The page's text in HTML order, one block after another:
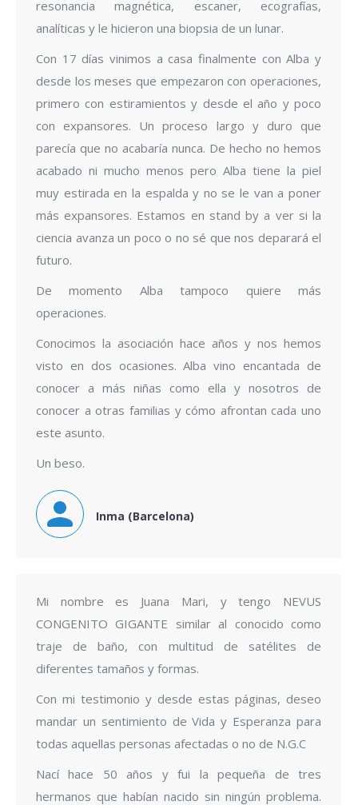
resonancia magnética, escaner, ecografías,
analíticas y le hicieron una biopsia de un lunar.
Con 17 días vinimos a casa finalmente con Alba y
desde los meses que empezaron con operaciones,
primero con estiramientos y desde el año y poco
con expansores. Un proceso largo y duro que
parecía que no acabaría nunca. De hecho no hemos
acabado ni mucho menos pero Alba tiene la piel
muy estirada en la espalda y no se le van a poner
más expansores. Estamos en stand by a ver si la
ciencia avanza un poco o no sé que nos deparará el
futuro.
De momento Alba tampoco quiere más
operaciones.
Conocimos la asociación hace años y nos hemos
visto en dos ocasiones. Alba vino encantada de
conocer a más niñas como ella y nosotros de
conocer a otras familias y cómo afrontan cada uno
este asunto.
Un beso.
Inma (Barcelona)
Mi nombre es Juana Mari, y tengo NEVUS
CONGENITO GIGANTE similar al conocido como
traje de baño, con multitud de satélites de
diferentes tamaños y formas.
Con mi testimonio y desde estas páginas, deseo
mandar un sentimiento de Vida y Esperanza para
todas aquellas personas afectadas o no de N.G.C
Nací hace 50 años y fui la pequeña de tres
hermanos que habían nacido sin ningún problema.